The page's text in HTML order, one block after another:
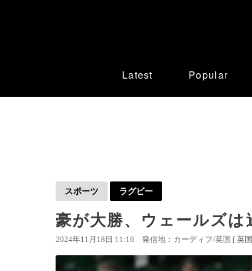
Latest Popular
スポーツ ラグビー
豪が大勝、ウェールズは
2024年11月18日 11:16 発信地：カーディフ/英国 [ 英国